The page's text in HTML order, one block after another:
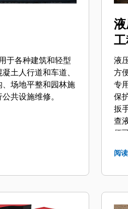
于各种建筑和轻型
土人行道和车道、
场地平整和园林施
共设施维修。
液
方
专
保
扳
查
便
阅